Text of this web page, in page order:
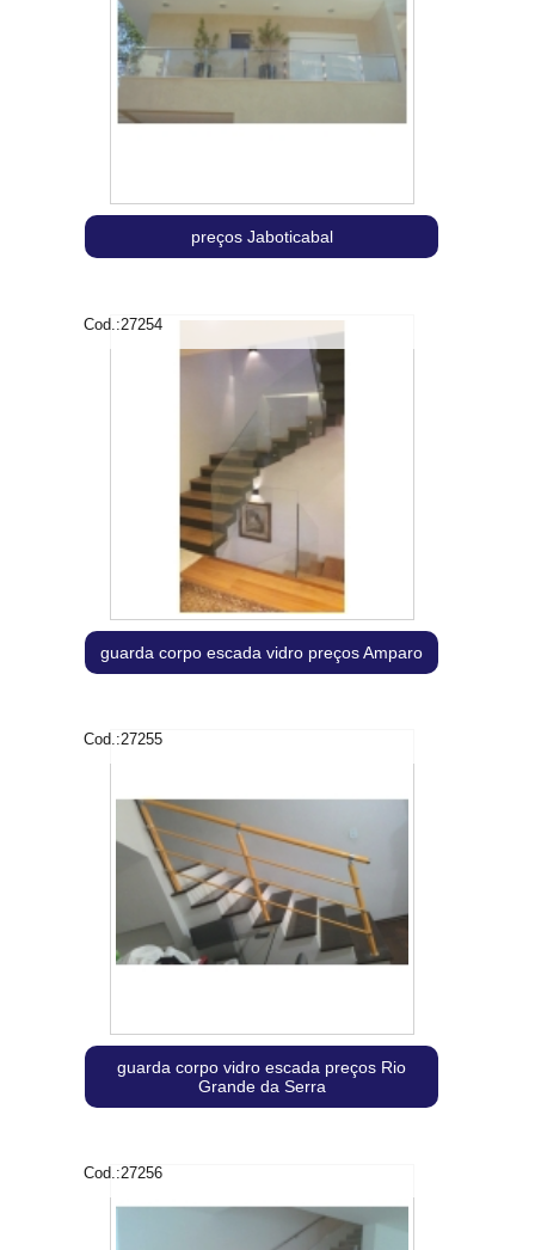
preços Jaboticabal
Cod.:27254
guarda corpo escada vidro preços Amparo
Cod.:27255
guarda corpo vidro escada preços Rio
Grande da Serra
Cod.:27256